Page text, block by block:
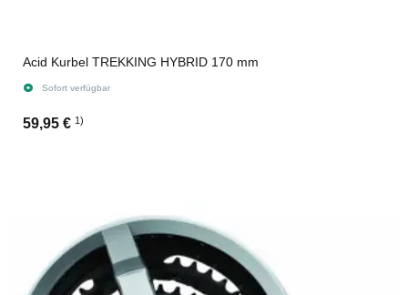
Acid Kurbel TREKKING HYBRID 170 mm
Sofort verfügbar
59,95 € 1)